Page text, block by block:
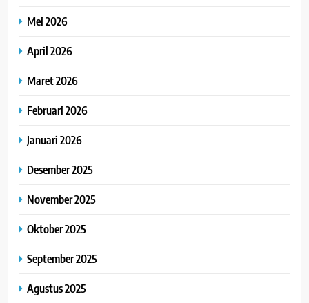
Mei 2026
April 2026
Maret 2026
Februari 2026
Januari 2026
Desember 2025
November 2025
Oktober 2025
September 2025
Agustus 2025